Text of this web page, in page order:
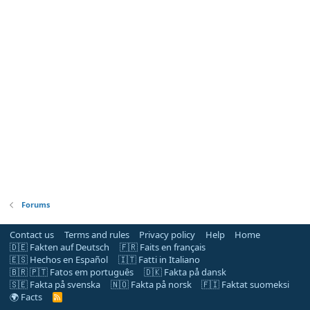
Forums
Contact us Terms and rules Privacy policy Help
Home
🇩🇪 Fakten auf Deutsch
🇫🇷 Faits en français
🇪🇸 Hechos en Español
🇮🇹 Fatti in Italiano
🇧🇷 🇵🇹 Fatos em português
🇩🇰 Fakta på dansk
🇸🇪 Fakta på svenska
🇳🇴 Fakta på norsk
🇫🇮 Faktat suomeksi
🌍 Facts
R